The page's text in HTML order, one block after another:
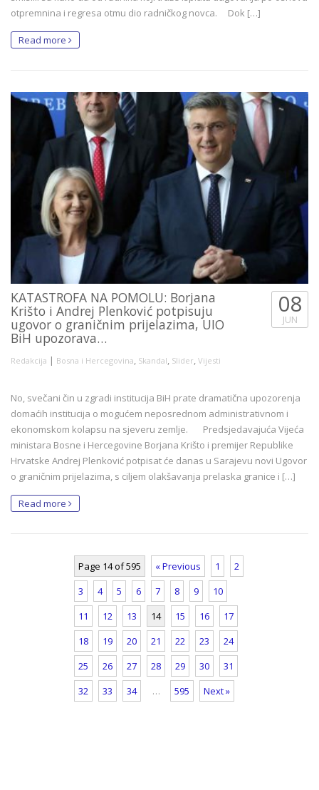
otpremnina i regresa otmu dio radničkog novca. Dok […]
Read more
KATASTROFA NA POMOLU: Borjana
Krišto i Andrej Plenković potpisuju
ugovor o graničnim prijelazima, UIO
BiH upozorava…
Redakcija | Bosna i Hercegovina, Skandal, Slider, Vijesti
08
JUN
No, svečani čin u zgradi institucija BiH prate dramatična upozorenja
domaćih institucija o mogućem neposrednom administrativnom i
ekonomskom kolapsu na sjeveru zemlje. Predsjedavajuća Vijeća
ministara Bosne i Hercegovine Borjana Krišto i premijer Republike
Hrvatske Andrej Plenković potpisat će danas u Sarajevu novi Ugovor
o graničnim prijelazima, s ciljem olakšavanja prelaska granice i […]
Read more
Page 14 of 595 « Previous 1
2
3
4 5 6 7 8 9
10
11
12 13 14 15 16
17
18
19 20 21 22 23
24
25
26 27 28 29 30
31
32
33 34 … 595 Next »